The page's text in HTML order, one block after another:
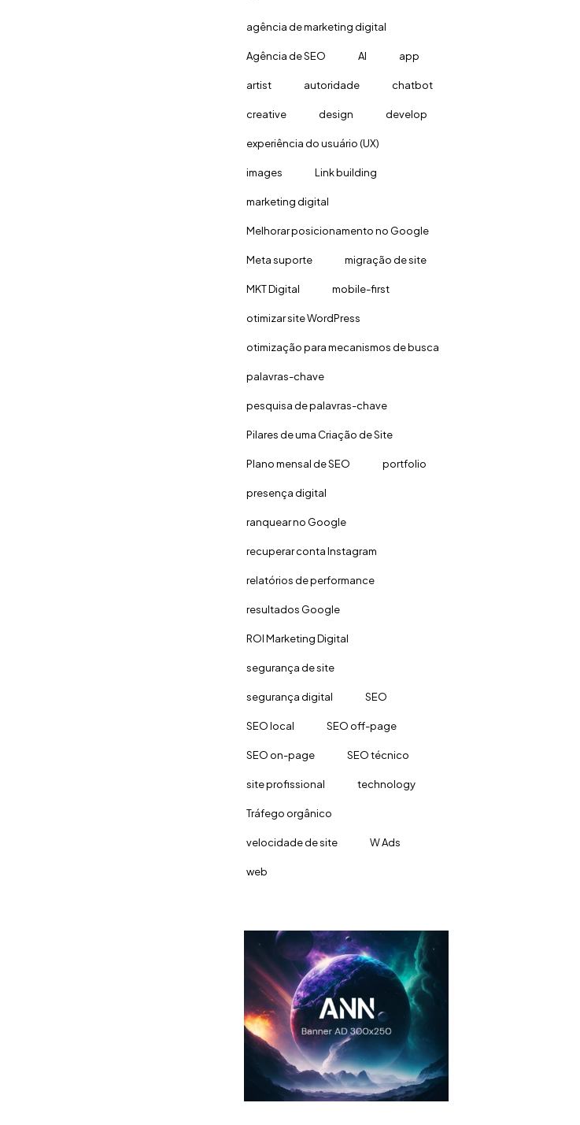
agência de marketing digital
Agência de SEO AI app
artist autoridade chatbot
creative design develop
experiência do usuário (UX)
images Link building
marketing digital
Melhorar posicionamento no Google
Meta suporte migração de site
MKT Digital mobile-first
otimizar site WordPress
otimização para mecanismos de busca
palavras-chave
pesquisa de palavras-chave
Pilares de uma Criação de Site
Plano mensal de SEO portfolio
presença digital
ranquear no Google
recuperar conta Instagram
relatórios de performance
resultados Google
ROI Marketing Digital
segurança de site
segurança digital SEO
SEO local SEO off-page
SEO on-page SEO técnico
site profissional technology
Tráfego orgânico
velocidade de site W Ads
web